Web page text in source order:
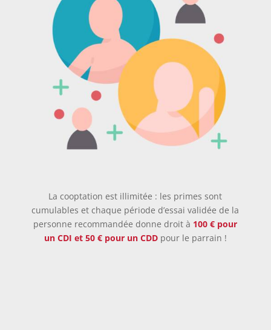
La cooptation est illimitée : les primes sont
cumulables et chaque période d’essai validée de la
personne recommandée donne droit à 100 € pour
un CDI et 50 € pour un CDDpour le parrain !